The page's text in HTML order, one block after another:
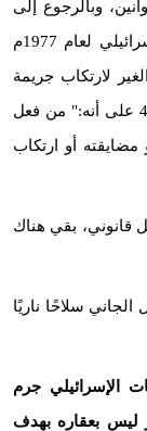
وبالرجوع إلى
تفاصيل هذه الحالة نجد أن قانون العقوبات الإسرائيلي لعام 1977م
لارتكاب جريمة
فعل معاقب عليه بالقانون، حيث نصت المادة 447 على أنه:" من فعل
أو ارتكاب
العقار بشكل قانوني، بقي هناك
سلاحًا ناريًا
الإسرائيلي جرم
بعقاره بهدف